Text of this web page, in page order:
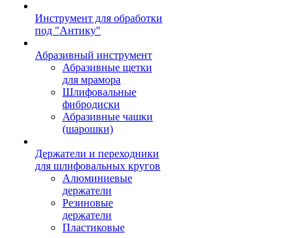
Инструмент для обработки
под "Антику"
Абразивный инструмент
Абразивные щетки
для мрамора
Шлифовальные
фибродиски
Абразивные чашки
(шарошки)
Держатели и переходники
для шлифовальных кругов
Алюминиевые
держатели
Резиновые
держатели
Пластиковые